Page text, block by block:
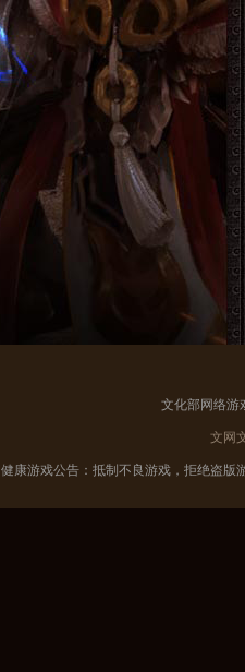
文化部网络
文网
健康游戏公告：抵制不良游戏，拒绝盗版